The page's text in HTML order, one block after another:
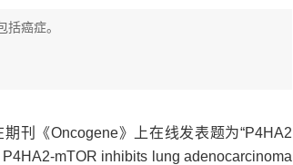
癌症。
刊《Oncogene》上在线发表题为“P4HA2
mTOR inhibits lung adenocarcinoma